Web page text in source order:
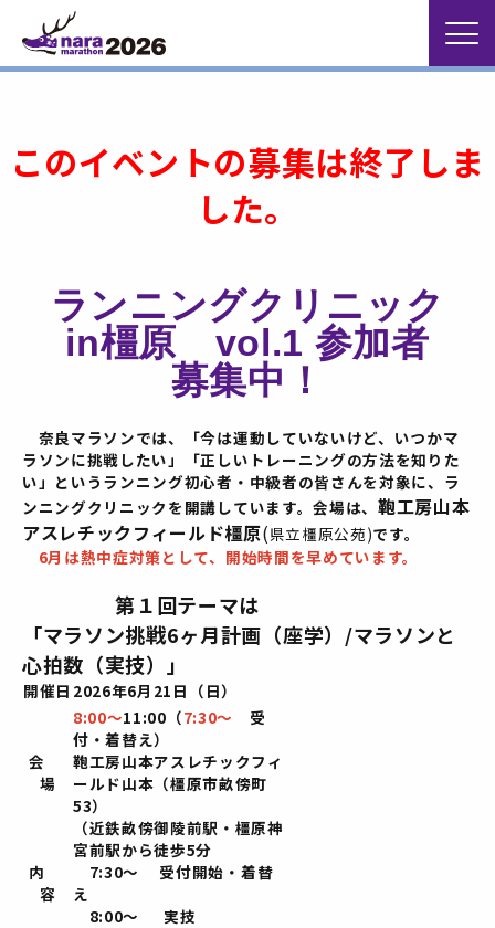
このイベントの募集は終了しま
した。
ランニングクリニック
in橿原 vol.1 参加者
募集中！
奈良マラソンでは、「今は運動していないけど、いつかマ
ラソンに挑戦したい」「正しいトレーニングの方法を知りた
い」というランニング初心者・中級者の皆さんを対象に、 ラ
ンニングクリニックを開講しています。会場は、 鞄工房山本
アスレチックフィールド橿原(県立橿原公苑)です。
6月は熱中症対策として、開始時間を早めています。
第１回テーマは
「マラソン挑戦6ヶ月計画（座学）/マラソンと
心拍数（実技）」
開催日 2026年6月21 日（日）
8:00～11:00 （7:30～ 受
付・着替え）
会
場
鞄工房山本アスレチックフィ
ールド山本（橿原市畝傍町
53）
（近鉄畝傍御陵前駅・橿原神
宮前駅から徒歩5分
内
容
7:30～ 受付開始・着替
え
8:00～
実技